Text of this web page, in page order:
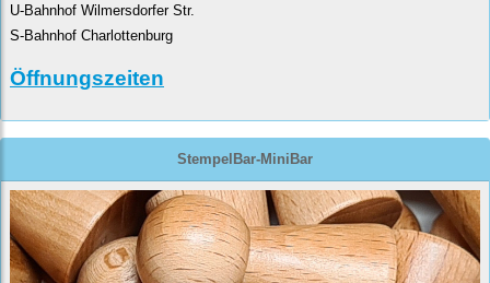
U-Bahnhof Wilmersdorfer Str.
S-Bahnhof Charlottenburg
Öffnungszeiten
StempelBar-MiniBar